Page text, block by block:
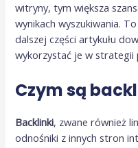
witryny, tym większa
wynikach wyszukiwania.
dalszej części artykułu
wykorzystać je w
Czym są
Backlinki, zwane również
odnośniki z innych stron